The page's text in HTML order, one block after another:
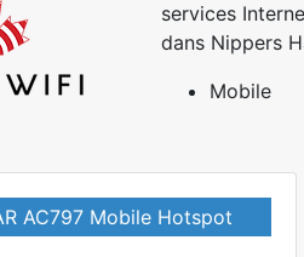
services
dans Nippers
Mobile
AC797 Mobile Hotspot